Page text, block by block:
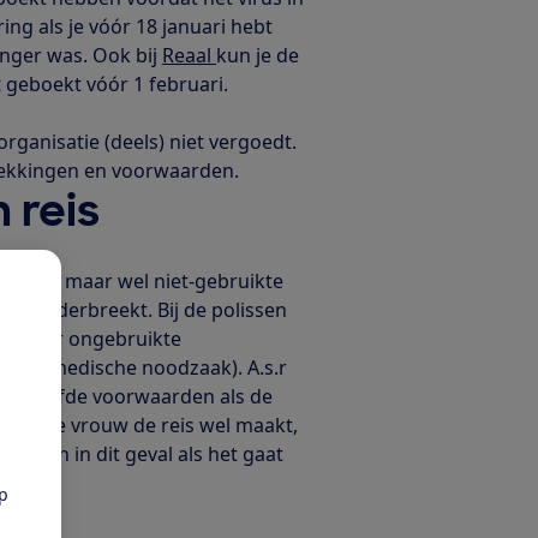
als je vóór 18 januari hebt
was. Ook bij Reaal kun je de
geboekt vóór 1 februari.
(deels) niet vergoedt.
en voorwaarden.
reis
niet, maar wel niet-gebruikte
onderbreekt. Bij de polissen
voor ongebruikte
medische noodzaak). A.s.r
voorwaarden als de
vrouw de reis wel maakt,
te zijn in dit geval als het gaat